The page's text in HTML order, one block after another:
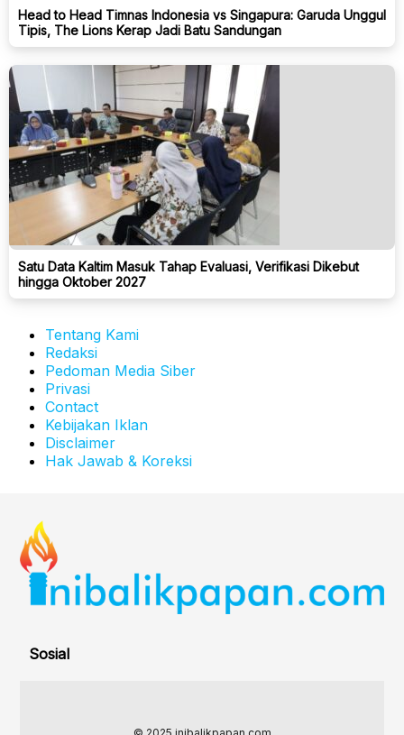
Head to Head Timnas Indonesia vs Singapura: Garuda Unggul
Tipis, The Lions Kerap Jadi Batu Sandungan
Satu Data Kaltim Masuk Tahap Evaluasi, Verifikasi Dikebut
hingga Oktober 2027
Tentang Kami
Redaksi
Pedoman Media Siber
Privasi
Contact
Kebijakan Iklan
Disclaimer
Hak Jawab & Koreksi
Sosial